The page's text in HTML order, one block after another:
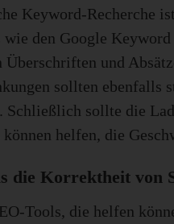
Keyword-Recherche
den Google
und
sollten ebenfalls
Schließlich sollte die
helfen, die
die Korrektheit
Tools, die helfen